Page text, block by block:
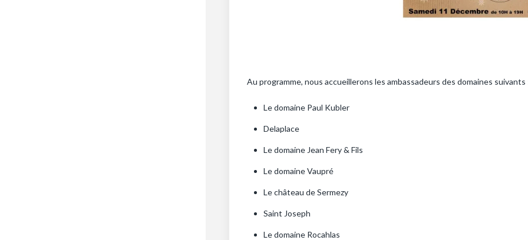
Au programme, nous accueillerons les ambassadeurs des domaines suivants
Le domaine Paul Kubler
Delaplace
Le domaine Jean Fery & Fils
Le domaine Vaupré
Le château de Sermezy
Saint Joseph
Le domaine Rocahlas